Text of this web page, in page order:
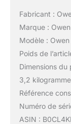
Fabricant :
Marque : Owen
Modèle :
Poids de
Dimensions
3,2
Référence
Numéro de
ASIN :